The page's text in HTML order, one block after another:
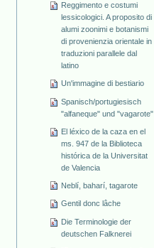
Reggimento e costumi
lessicologici. A proposito di
alumi zoonimi e botanismi
di provenienzia orientale in
traduzioni parallele dal
latino
Un'immagine di bestiario
Spanisch/portugiesisch
"alfaneque" und "vagarote"
El léxico de la caza en el
ms. 947 de la Biblioteca
histórica de la Universitat
de Valencia
Neblí, baharí, tagarote
Gentil donc lâche
Die Terminologie der
deutschen Falknerei